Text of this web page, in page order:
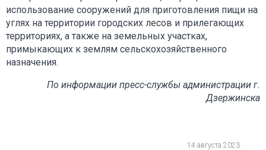
использование сооружений для приготовления пищи на
углях на территории городских лесов и прилегающих
территориях, а также на земельных участках,
примыкающих к землям сельскохозяйственного
назначения.
По информации пресс-службы администрации г.
Дзержинска
14 августа 2023